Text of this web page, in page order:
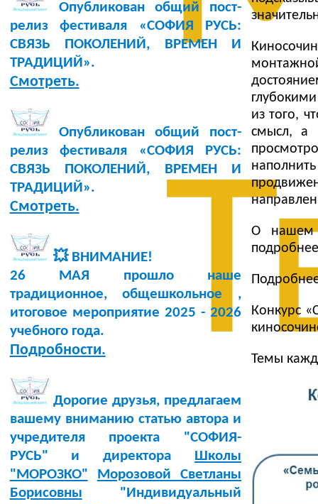
Опубликован общий пост-
релиз фестиваля «СОФИЯ РУСЬ:
СВЯЗЬ ПОКОЛЕНИЙ, ВРЕМЕН И
ТРАДИЦИЙ».
Смотреть.
Опубликован общий пост-
релиз фестиваля «СОФИЯ РУСЬ:
СВЯЗЬ ПОКОЛЕНИЙ, ВРЕМЕН И
ТРАДИЦИЙ».
Смотреть.
💥 ВНИМАНИЕ!
26 МАЯ прошло наше
традиционное, общешкольное ,
итоговое мероприятие 2025 - 2026
учебного года.
Подробности.
Дорогие друзья, предлагаем
вашему вниманию статью автора и
учредителя проекта "СОФИЯ-
РУСЬ" и директора Школы
"МОРОЗКО"
Морозовой Светланы
Борисовны "Индивидуальный
из того,
смысл, а
О нашем
Конкурс
Темы